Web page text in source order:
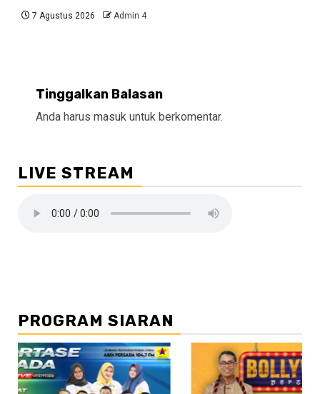
7 Agustus 2026 Admin 4
Tinggalkan Balasan
Anda harus masuk untuk berkomentar.
LIVE STREAM
PROGRAM SIARAN